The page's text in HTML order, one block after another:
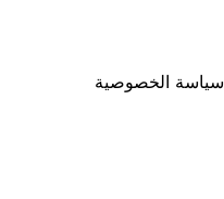
سياسة الخصوصية